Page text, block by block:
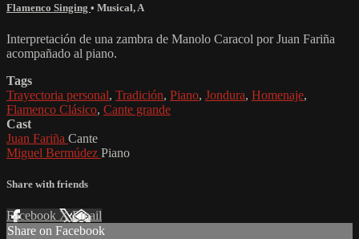
Flamenco Singing • Musical, A
Interpretación de una zambra de Manolo Caracol por Juan Fariña
acompañado al piano.
Tags
Trayectoria personal, Tradición, Piano, Jondura, Homenaje,
Flamenco Clásico, Cante grande
Cast
Juan Fariña Cante
Miguel Bermúdez Piano
Share with friends
Facebook XEmail
Share on Facebook